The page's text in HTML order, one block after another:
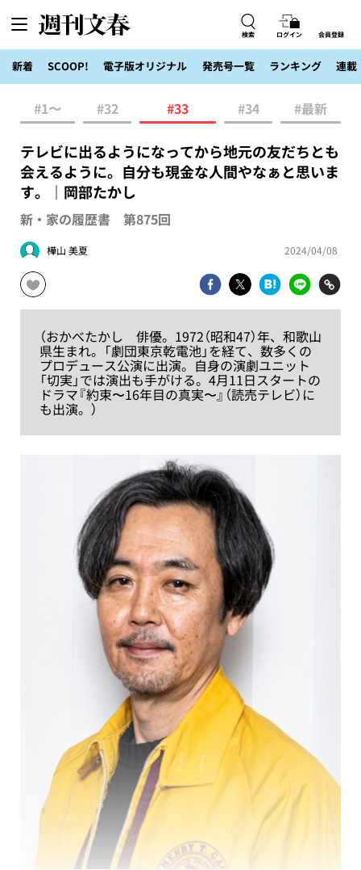
検索 ログイン 会員登録
新着 SCOOP! 電子版オリジナル 発売号一覧 ランキング 連載
#1〜 #32 #33 #34 #最新
テレビに出るようになってから地元の友だちとも
会えるように。自分も現金な人間やなぁと思いま
す。｜岡部たかし
新・家の履歴書 第875回
樺山 美夏 2024/04/08
（おかべたかし 俳優。1972（昭和47）年、和歌山
県生まれ。「劇団東京乾電池」を経て、数多くの
プロデュース公演に出演。自身の演劇ユニット
「切実」では演出も手がける。4月11日スタートの
ドラマ『約束〜16年目の真実〜』（読売テレビ）に
も出演。）